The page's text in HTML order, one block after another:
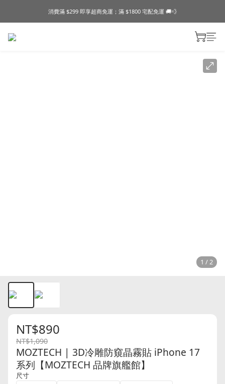
消費滿 $299 即享超商免運；滿 $1800 宅配免運 🚚💨
1 / 2
NT$890
NT$1,090
MOZTECH | 3D冷雕防窺晶霧貼 iPhone 17
系列【MOZTECH 品牌旗艦館】
尺寸